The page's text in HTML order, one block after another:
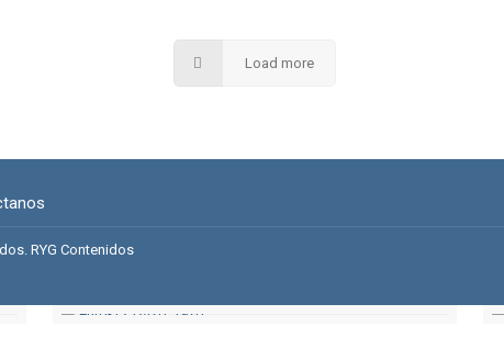
Load more
RYG Contenidos